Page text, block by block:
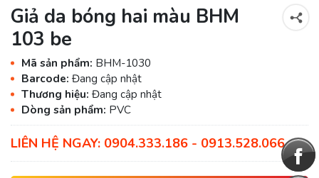
Giả da bóng hai màu BHM
103 be
Mã sản phẩm: BHM-1030
Barcode: Đang cập nhật
Thương hiệu: Đang cập nhật
Dòng sản phẩm: PVC
LIÊN HỆ NGAY: 0904.333.186 - 0913.528.066